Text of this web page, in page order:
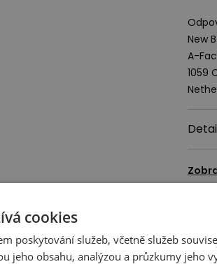
New
A-
1059
cookies
poskytování služeb, včetně služeb
jeho obsahu, analýzou a průzkumy jeho